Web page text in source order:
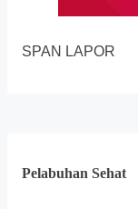
SPAN LAPOR
Pelabuhan Sehat